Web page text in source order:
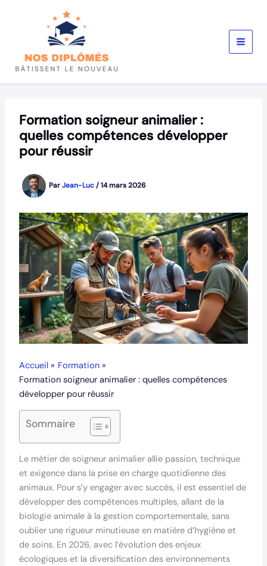
Formation soigneur animalier :
quelles compétences développer
pour réussir
ParJean-Luc/14 mars 2026
Accueil
Formation
Formation soigneur animalier : quelles compétences
développer pour réussir
Sommaire
Le métier de soigneur animalier allie passion, technique
et exigence dans la prise en charge quotidienne des
animaux. Pour s’y engager avec succès, il est essentiel de
développer des compétences multiples, allant de la
biologie animale à la gestion comportementale, sans
oublier une rigueur minutieuse en matière d’hygiène et
de soins. En 2026, avec l’évolution des enjeux
écologiques et la diversification des environnements